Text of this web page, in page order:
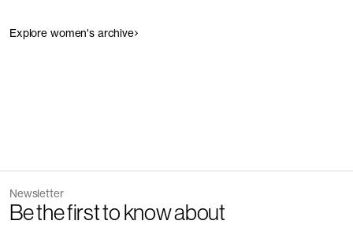
Explore women's archive
Newsletter
Be the first to know about